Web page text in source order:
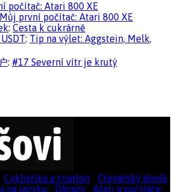
počítač: Atari 800 XE
Můj první počítač: Atari 800 XE
: Cesta k cukrárně
: Tip na výlet: Aggstein, Melk,
: #17 Severní vítr je krutý
Cyklistika a triatlon
Čtenářský deník
na jazyku Obrazy Atari a počítače